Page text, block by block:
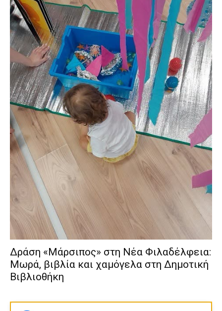
Δράση «Μάρσιπος» στη Νέα Φιλαδέλφεια:
Μωρά, βιβλία και χαμόγελα στη Δημοτική
Βιβλιοθήκη